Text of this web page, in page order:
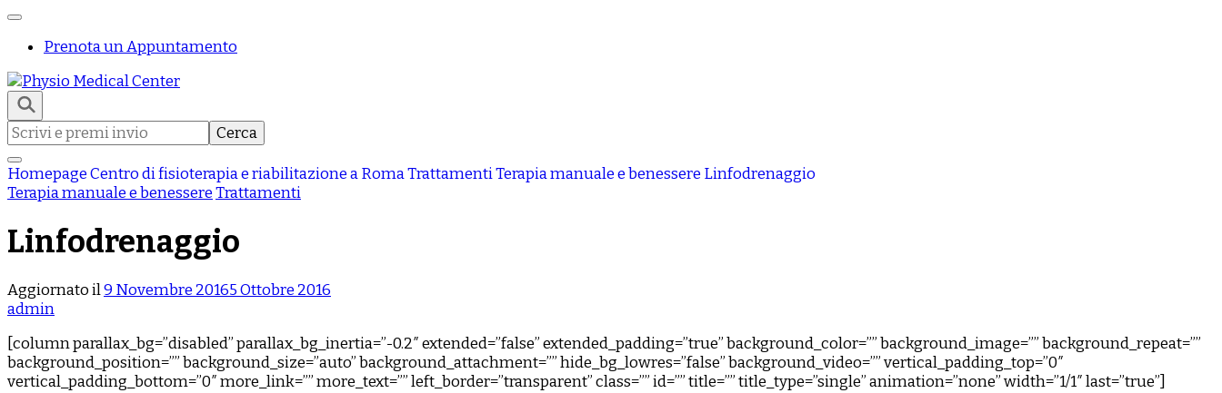
Prenota un Appuntamento
Physio Medical Center
Centro di fisioterapia e riabilitazione a Roma
Ricerca
per:
HomepageCentro di fisioterapia e riabilitazione a RomaTrattamentiTerapia manuale e benessere Linfodrenaggio
Terapia manuale e benessereTrattamenti
Linfodrenaggio
Aggiornato il9 Novembre 20165 Ottobre 2016
admin
[column parallax_bg=”disabled” parallax_bg_inertia=”-0.2″ extended=”false” extended_padding=”true” background_color=”” background_image=”” background_repeat=””
background_position=”” background_size=”auto” background_attachment=”” hide_bg_lowres=”false” background_video=”” vertical_padding_top=”0″
vertical_padding_bottom=”0″ more_link=”” more_text=”” left_border=”transparent” class=”” id=”” title=”” title_type=”single” animation=”none” width=”1/1″ last=”true”]